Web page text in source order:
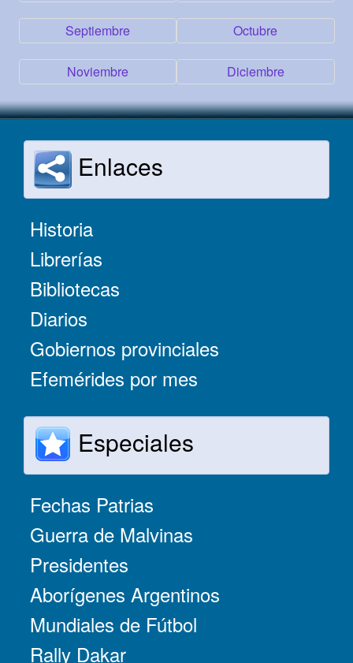
Septiembre Octubre
Noviembre Diciembre
Enlaces
Historia
Librerías
Bibliotecas
Diarios
Gobiernos provinciales
Efemérides por mes
Especiales
Fechas Patrias
Guerra de Malvinas
Presidentes
Aborígenes Argentinos
Mundiales de Fútbol
Rally Dakar